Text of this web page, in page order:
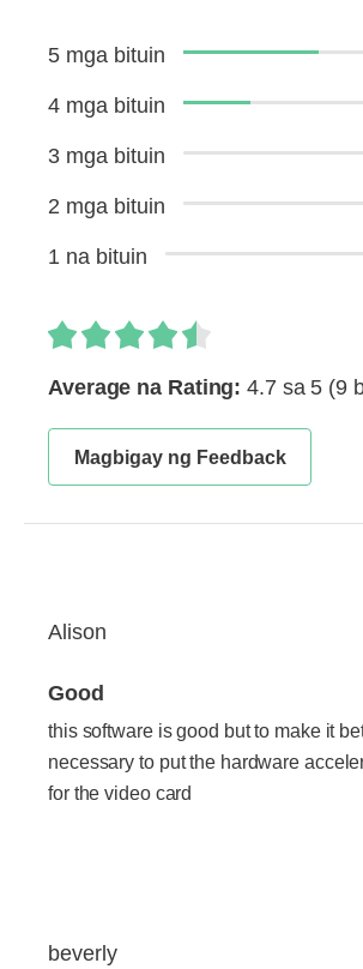
5 mga bituin
4 mga bituin
3 mga bituin
2 mga bituin
1 na bituin
Average na Rating:4.7 sa 5 (9
Magbigay ng Feedback
Alison
Good
this software is good but to make it
necessary to put the hardware
for the video card
beverly